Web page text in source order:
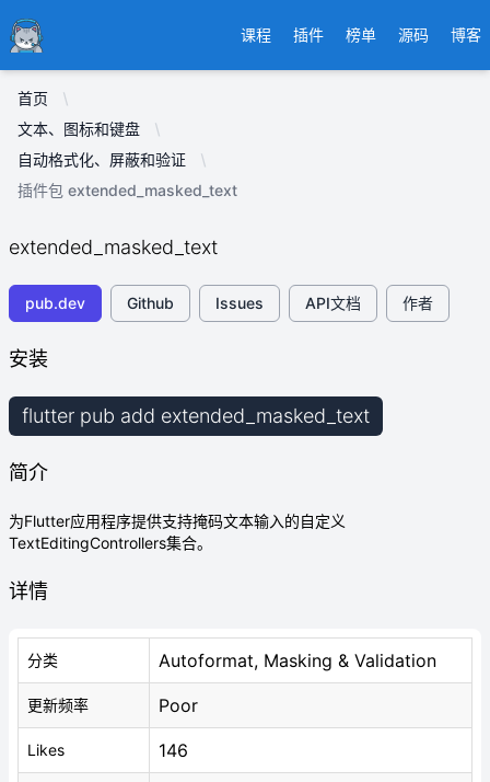
Ducafecat 课程 插件 榜单 源码 博客
首页
文本、图标和键盘
自动格式化、屏蔽和验证
插件包 extended_masked_text
extended_masked_text
pub.dev Github Issues API文档 作者
安装
flutter pub add extended_masked_text
简介
为Flutter应用程序提供支持掩码文本输入的自定义
TextEditingControllers集合。
详情
分类 Autoformat, Masking & Validation
更新频率 Poor
Likes 146